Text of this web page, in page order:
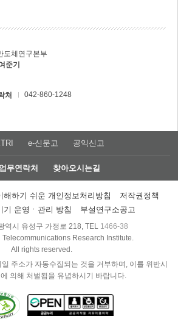
도체연구본부
준기
처 042-860-1248
e-신문고 공익신고
무연락처 찾아오시는길
해하기 쉬운 개인정보처리방침
저작권정책
기 운영ㆍ관리 방침
부설연구소공고
역시 유성구 가정로 218, TEL 1466-38
Telecommunications Research Institute.
All rights reserved.
주소가 자동수집되는 것을 거부하며, 이를 위반시
의해 처벌됨을 유념하시기 바랍니다.